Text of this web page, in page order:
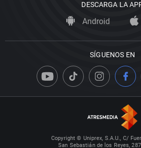
DESCARGA LA
Android
SÍGUENOS EN
Copyright © Uniprex, S.A.U., C/
San Sebastián de los Reyes,